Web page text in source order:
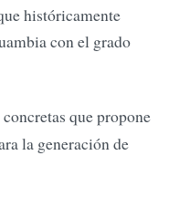
históricamente
con el grado
que propone
la generación de